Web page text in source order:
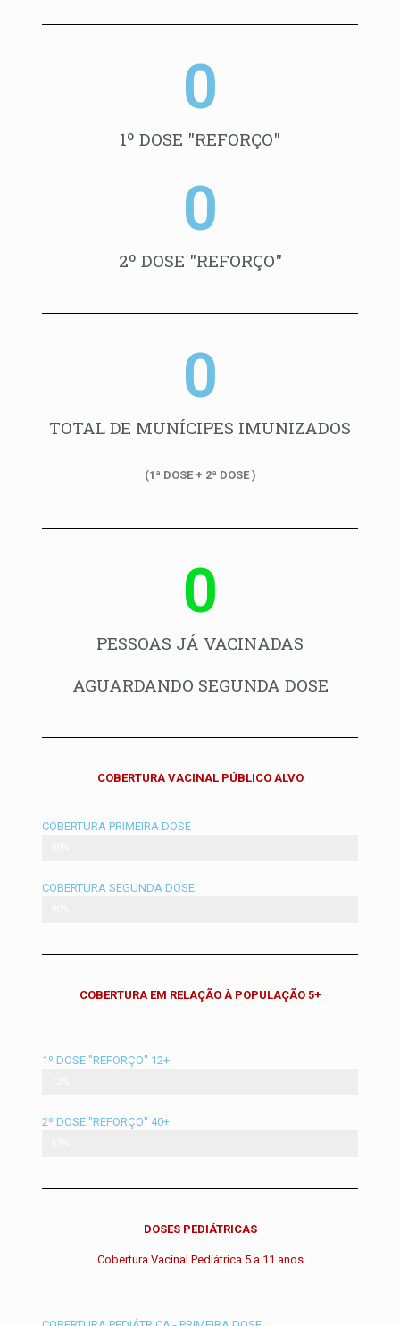
0
1º DOSE "REFORÇO"
0
2º DOSE "REFORÇO"
0
TOTAL DE MUNÍCIPES IMUNIZADOS
(1ª DOSE + 2ª DOSE )
0
PESSOAS JÁ VACINADAS
AGUARDANDO SEGUNDA DOSE
COBERTURA VACINAL PÚBLICO ALVO
COBERTURA PRIMEIRA DOSE
COBERTURA SEGUNDA DOSE
COBERTURA EM RELAÇÃO À POPULAÇÃO 5+
1º DOSE "REFORÇO" 12+
2º DOSE "REFORÇO" 40+
DOSES PEDIÁTRICAS
Cobertura Vacinal Pediátrica 5 a 11 anos